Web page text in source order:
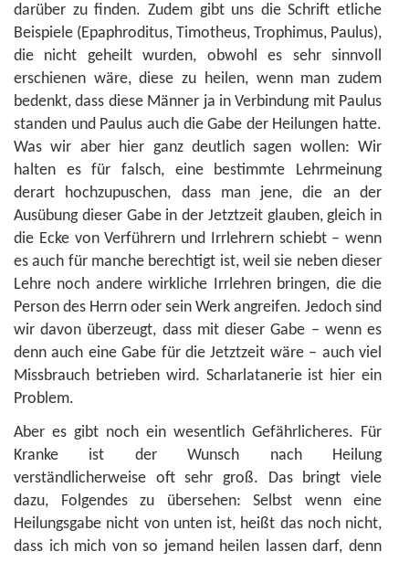
darüber zu finden. Zudem gibt uns die Schrift etliche
Beispiele (Epaphroditus, Timotheus, Trophimus, Paulus),
die nicht geheilt wurden, obwohl es sehr sinnvoll
erschienen wäre, diese zu heilen, wenn man zudem
bedenkt, dass diese Männer ja in Verbindung mit Paulus
standen und Paulus auch die Gabe der Heilungen hatte.
Was wir aber hier ganz deutlich sagen wollen: Wir
halten es für falsch, eine bestimmte Lehrmeinung
derart hochzupuschen, dass man jene, die an der
Ausübung dieser Gabe in der Jetztzeit glauben, gleich in
die Ecke von Verführern und Irrlehrern schiebt – wenn
es auch für manche berechtigt ist, weil sie neben dieser
Lehre noch andere wirkliche Irrlehren bringen, die die
Person des Herrn oder sein Werk angreifen. Jedoch sind
wir davon überzeugt, dass mit dieser Gabe – wenn es
denn auch eine Gabe für die Jetztzeit wäre – auch viel
Missbrauch betrieben wird. Scharlatanerie ist hier ein
Problem.
Aber es gibt noch ein wesentlich Gefährlicheres. Für
Kranke ist der Wunsch nach Heilung
verständlicherweise oft sehr groß. Das bringt viele
dazu, Folgendes zu übersehen: Selbst wenn eine
Heilungsgabe nicht von unten ist, heißt das noch nicht,
dass ich mich von so jemand heilen lassen darf, denn